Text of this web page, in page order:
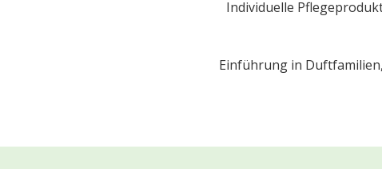
Individuelle
Einführung in